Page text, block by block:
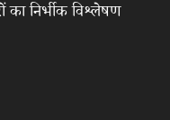
का निर्भीक विश्लेषण